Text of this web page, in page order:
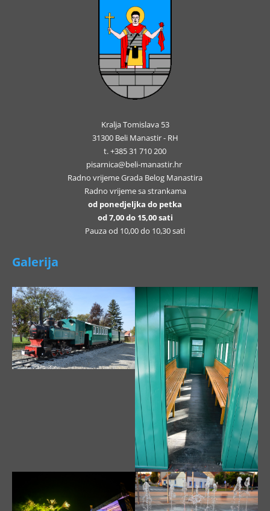
Kralja Tomislava 53
31300 Beli Manastir - RH
t. +385 31 710 200
pisarnica@beli-manastir.hr
Radno vrijeme Grada Belog Manastira
Radno vrijeme sa strankama
od ponedjeljka do petka
od 7,00 do 15,00 sati
Pauza od 10,00 do 10,30 sati
Galerija